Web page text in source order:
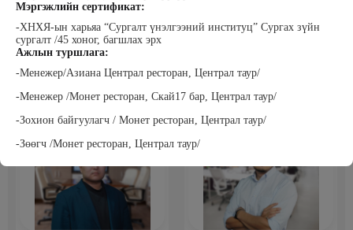
Мэргэжлийн сертификат:
-ХНХЯ-ын харьяа “Сургалт үнэлгээний институц” Сургах зүйн
сургалт /45 хоног, багшлах эрх
Ажлын туршлага:
-Менежер/Азиана Централ ресторан, Централ таур/
-Менежер /Монет ресторан, Скай17 бар, Централ таур/
-Зохион байгуулагч / Монет ресторан, Централ таур/
-Зөөгч /Монет ресторан, Централ таур/
Уранбор Сэмбэрүү
Прус Центр ХХК-ийн Хяналт
ISO4500; ISO9001 нэгдсэн
тогтолцооны хэрэгжүүлэгч
Болор Үйлсийн Үндэс ТББ-ийн
карьер сургалтын төвийн нийгмийн
ажилтан, сургагч багш